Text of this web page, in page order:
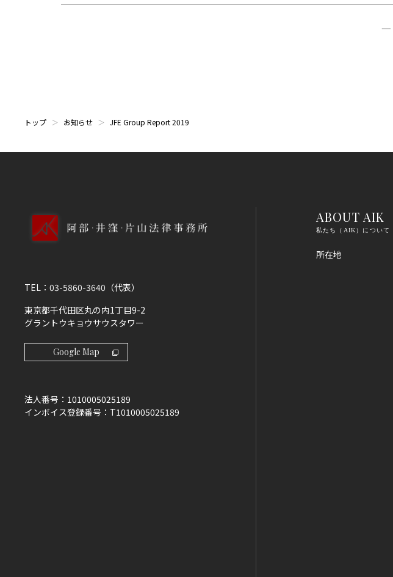
トップ お知らせ JFE Group Report 2019
TEL： 03-5860-3640 （代表）
東京都千代田区丸の内1丁目9-2
グラントウキョウサウスタワー
Google Map
法人番号： 1010005025189
インボイス登録番号： T1010005025189
ABOUT AIK
私たち（AIK）について
所在地